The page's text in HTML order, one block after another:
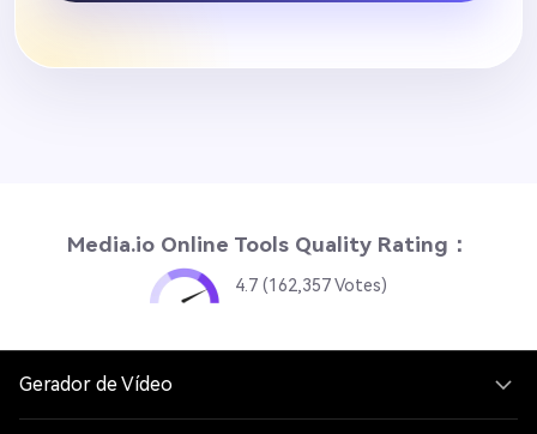
Media.io Online Tools Quality Rating：
4.7 (162,357 Votes)
Gerador de Vídeo